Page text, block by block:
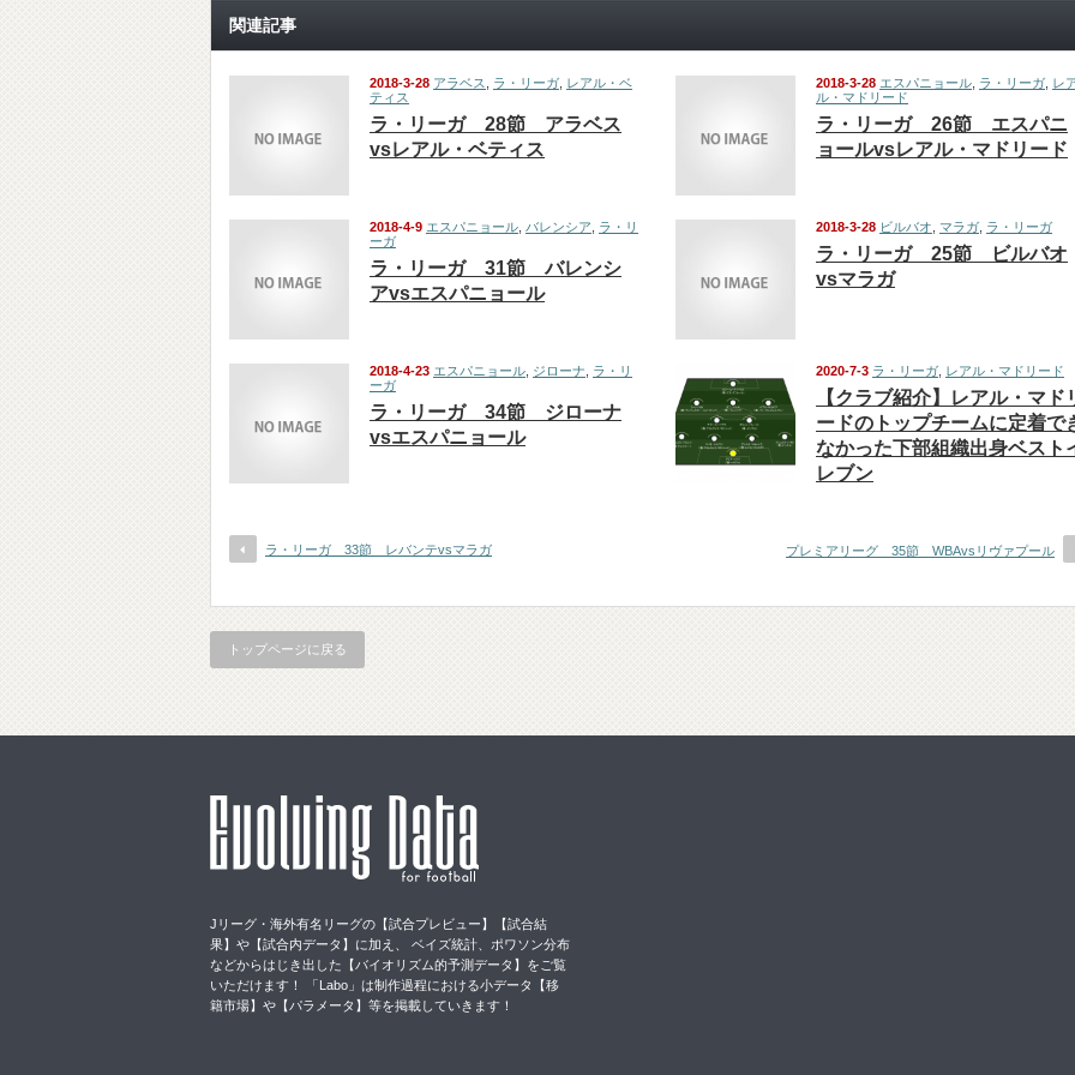
関連記事
2018-3-28 アラベス ラ・リーガ レアル・ベ
ティス
ラ・リーガ 28節 アラベス
vsレアル・ベティス
2018-3-28 エスパニョール ラ・リーガ レ
ル・マドリード
ラ・リーガ 26節 エスパニ
ョールvsレアル・マドリード
2018-4-9 エスパニョール バレンシア
ラ・リ
ーガ
ラ・リーガ 31節 バレンシ
アvsエスパニョール
2018-3-28 ビルバオ マラガ ラ・リーガ
ラ・リーガ 25節 ビルバオ
vsマラガ
2018-4-23 エスパニョール ジローナ
ラ・リ
ーガ
ラ・リーガ 34節 ジローナ
vsエスパニョール
2020-7-3 ラ・リーガ レアル・マドリード
【クラブ紹介】レアル・マド
ードのトップチームに定着で
なかった下部組織出身ベスト
レブン
ラ・リーガ 33節 レバンテvsマラガ プレミアリーグ 35節 WBAvsリヴァプール
トップページに戻る
Jリーグ・海外有名リーグの【試合プレビュー】【試合結
果】や【試合内データ】に加え、 ベイズ統計、ポワソン分布
などからはじき出した【バイオリズム的予測データ】をご覧
いただけます！ 「Labo」は制作過程における小データ【移
籍市場】や【パラメータ】等を掲載していきます！